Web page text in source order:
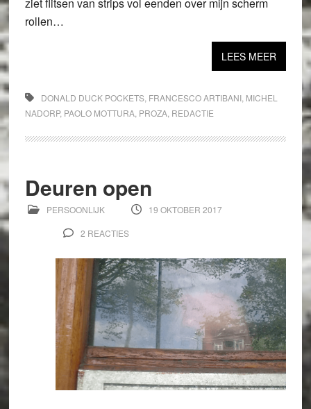
ziet flitsen van strips vol eenden over mijn scherm
rollen…
LEES MEER
DONALD DUCK POCKETS, FRANCESCO ARTIBANI, MICHEL
NADORP, PAOLO MOTTURA, PROZA, REDACTIE
Deuren open
PERSOONLIJK
19 OKTOBER 2017
2 REACTIES